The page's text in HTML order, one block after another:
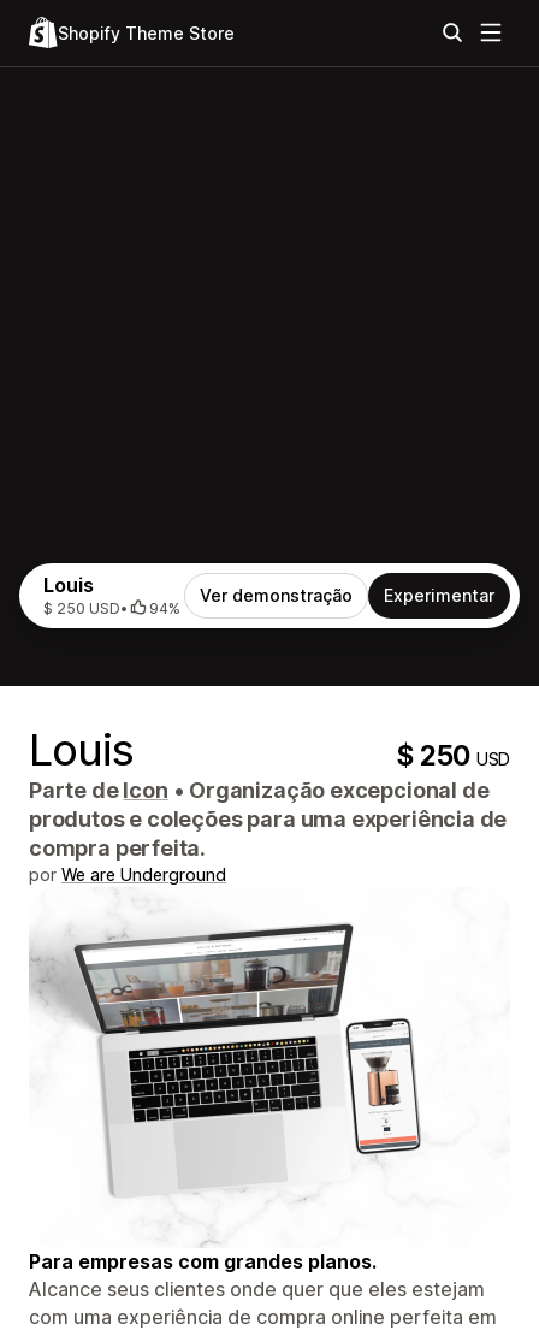
Shopify Theme Store
Louis
$ 250 USD• 94%
Ver demonstração Experimentar
Louis $ 250USD
Parte deIcon • Organização excepcional de
produtos e coleções para uma experiência de
compra perfeita.
por We are Underground
Para empresas com grandes planos.
Alcance seus clientes onde quer que eles estejam
com uma experiência de compra online perfeita em